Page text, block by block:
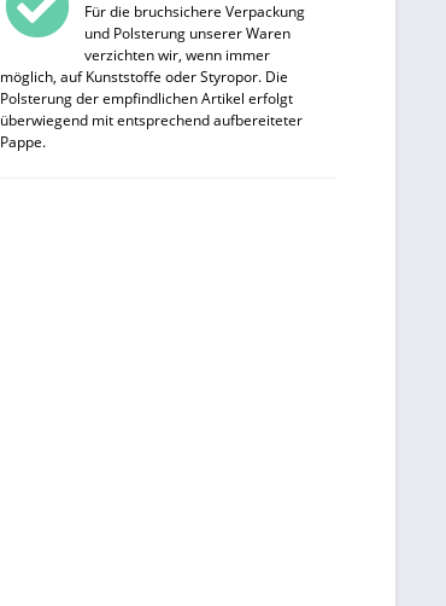
Für die bruchsichere Verpackung
und Polsterung unserer Waren
verzichten wir, wenn immer
möglich, auf Kunststoffe oder Styropor. Die
Polsterung der empfindlichen Artikel erfolgt
überwiegend mit entsprechend aufbereiteter
Pappe.